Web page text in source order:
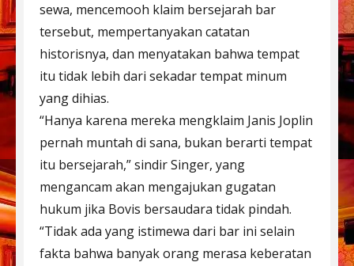
sewa, mencemooh klaim bersejarah bar
tersebut, mempertanyakan catatan
historisnya, dan menyatakan bahwa tempat
itu tidak lebih dari sekadar tempat minum
yang dihias.
“Hanya karena mereka mengklaim Janis Joplin
pernah muntah di sana, bukan berarti tempat
itu bersejarah,” sindir Singer, yang
mengancam akan mengajukan gugatan
hukum jika Bovis bersaudara tidak pindah.
“Tidak ada yang istimewa dari bar ini selain
fakta bahwa banyak orang merasa keberatan